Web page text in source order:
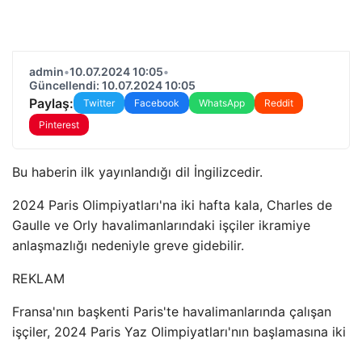
admin•10.07.2024 10:05•
Güncellendi: 10.07.2024 10:05
Paylaş: Twitter Facebook WhatsApp
Reddit
Pinterest
Bu haberin ilk yayınlandığı dil İngilizcedir.
2024 Paris Olimpiyatları'na iki hafta kala, Charles de
Gaulle ve Orly havalimanlarındaki işçiler ikramiye
anlaşmazlığı nedeniyle greve gidebilir.
REKLAM
Fransa'nın başkenti Paris'te havalimanlarında çalışan
işçiler, 2024 Paris Yaz Olimpiyatları'nın başlamasına iki